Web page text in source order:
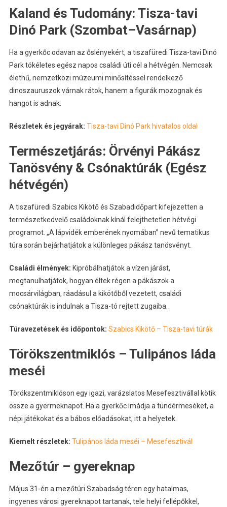
Kaland és Tudomány: Tisza-tavi
Dinó Park (Szombat–Vasárnap)
Ha a gyerkőc odavan az őslényekért, a tiszafüredi Tisza-tavi Dinó
Park tökéletes egész napos családi úti cél a hétvégén. Nemcsak
élethű, nemzetközi múzeumi minősítéssel rendelkező
dinoszauruszok várnak rátok, hanem a figurák mozognak és
hangot is adnak.
Részletek és jegyárak: Tisza-tavi Dinó Park hivatalos oldal
Természetjárás: Örvényi Pákász
Tanösvény & Csónaktúrák (Egész
hétvégén)
A tiszafüredi Szabics Kikötő és Szabadidőpart kifejezetten a
természetkedvelő családoknak kínál felejthetetlen hétvégi
programot. „A lápvidék emberének nyomában” nevű tematikus
túra során bejárhatjátok a különleges pákász tanösvényt.
Családi élmények: Kipróbálhatjátok a vízen járást,
megtanulhatjátok, hogyan éltek régen a pákászok a
mocsárvilágban, ráadásul a kikötőből vezetett, családi
csónaktúrák is indulnak a Tisza-tó rejtett zugaiba.
Túravezetések és időpontok: Szabics Kikötő – Tisza-tavi túrák
Törökszentmiklós – Tulipános láda
meséi
Törökszentmiklóson egy igazi, varázslatos Mesefesztivállal kötik
össze a gyermeknapot. Ha a gyerkőc imádja a tündérmeséket, a
népi játékokat és a bábos előadásokat, itt a helyetek.
Kiemelt részletek: Tulipános láda meséi – Mesefesztivál
Mezőtúr – gyereknap
Május 31-én a mezőtúri Szabadság téren egy hatalmas,
ingyenes városi gyereknapot tartanak, tele helyi fellépőkkel,